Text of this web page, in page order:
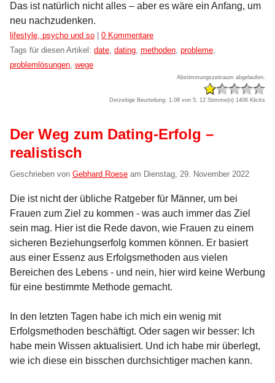
Das ist natürlich nicht alles – aber es wäre ein Anfang, um
neu nachzudenken.
Kategorien:
lifestyle, psycho und so
0 Kommentare
Tags für diesen Artikel: date, dating, methoden, probleme,
problemlösungen, wege
Abstimmungszeitraum abgelaufen.
Derzeitige Beurteilung: 1.08 von 5, 12 Stimme(n) 1406 Klicks
Der Weg zum Dating-Erfolg –
realistisch
Geschrieben von Gebhard Roese am Dienstag, 29. November 2022
Die ist nicht der übliche Ratgeber für Männer, um bei
Frauen zum Ziel zu kommen - was auch immer das Ziel
sein mag. Hier ist die Rede davon, wie Frauen zu einem
sicheren Beziehungserfolg kommen können. Er basiert
aus einer Essenz aus Erfolgsmethoden aus vielen
Bereichen des Lebens - und nein, hier wird keine Werbung
für eine bestimmte Methode gemacht.
In den letzten Tagen habe ich mich ein wenig mit
Erfolgsmethoden beschäftigt. Oder sagen wir besser: Ich
habe mein Wissen aktualisiert. Und ich habe mir überlegt,
wie ich diese ein bisschen durchsichtiger machen kann.